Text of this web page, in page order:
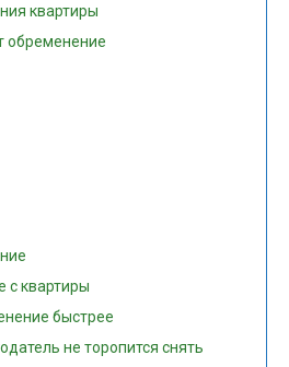
квартиры
обременение
с квартиры
быстрее
не торопится снять